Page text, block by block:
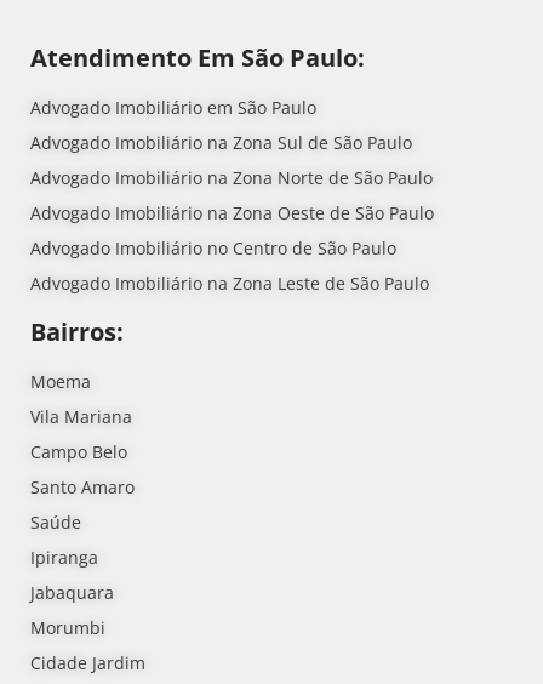
Atendimento Em São Paulo:
Advogado Imobiliário em São Paulo
Advogado Imobiliário na Zona Sul de São Paulo
Advogado Imobiliário na Zona Norte de São Paulo
Advogado Imobiliário na Zona Oeste de São Paulo
Advogado Imobiliário no Centro de São Paulo
Advogado Imobiliário na Zona Leste de São Paulo
Bairros:
Moema
Vila Mariana
Campo Belo
Santo Amaro
Saúde
Ipiranga
Jabaquara
Morumbi
Cidade Jardim